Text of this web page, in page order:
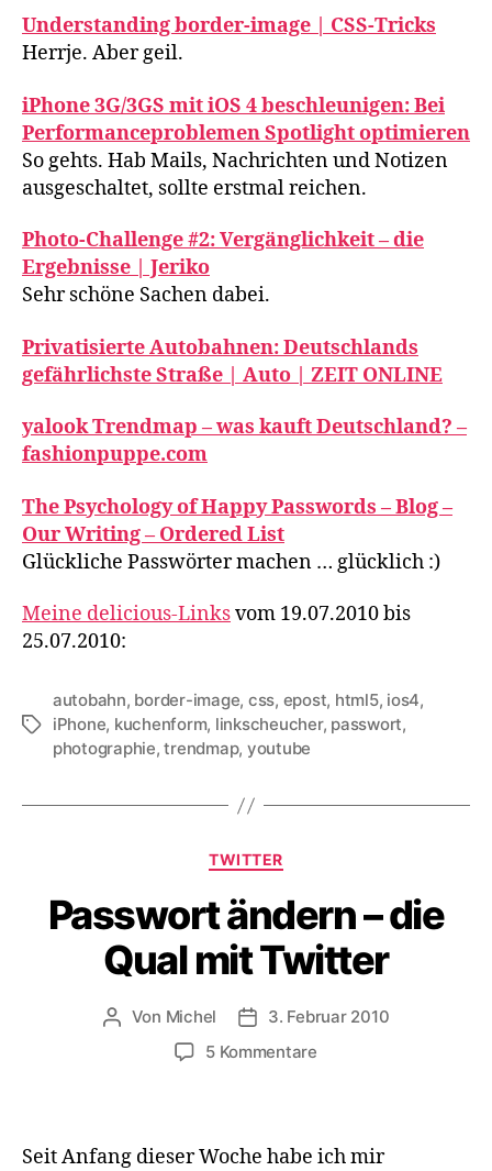
Understanding border-image | CSS-Tricks
Herrje. Aber geil.
iPhone 3G/3GS mit iOS 4 beschleunigen: Bei
Performanceproblemen Spotlight optimieren
So gehts. Hab Mails, Nachrichten und Notizen
ausgeschaltet, sollte erstmal reichen.
Photo-Challenge #2: Vergänglichkeit – die
Ergebnisse | Jeriko
Sehr schöne Sachen dabei.
Privatisierte Autobahnen: Deutschlands
gefährlichste Straße | Auto | ZEIT ONLINE
yalook Trendmap – was kauft Deutschland? –
fashionpuppe.com
The Psychology of Happy Passwords – Blog –
Our Writing – Ordered List
Glückliche Passwörter machen … glücklich :)
Meine delicious-Linksvom 19.07.2010 bis
25.07.2010:
Schlagwörter
autobahn, border-image, css, epost, html5, ios4,
iPhone, kuchenform, linkscheucher, passwort,
photographie,trendmap, youtube
Kategorien
TWITTER
Passwort ändern – die
Qual mit Twitter
Beitragsautor
Von Michel Veröffentlichungsdatum
3. Februar 2010
5 Kommentarezu
die
Seit Anfang dieser Woche habe ich mir